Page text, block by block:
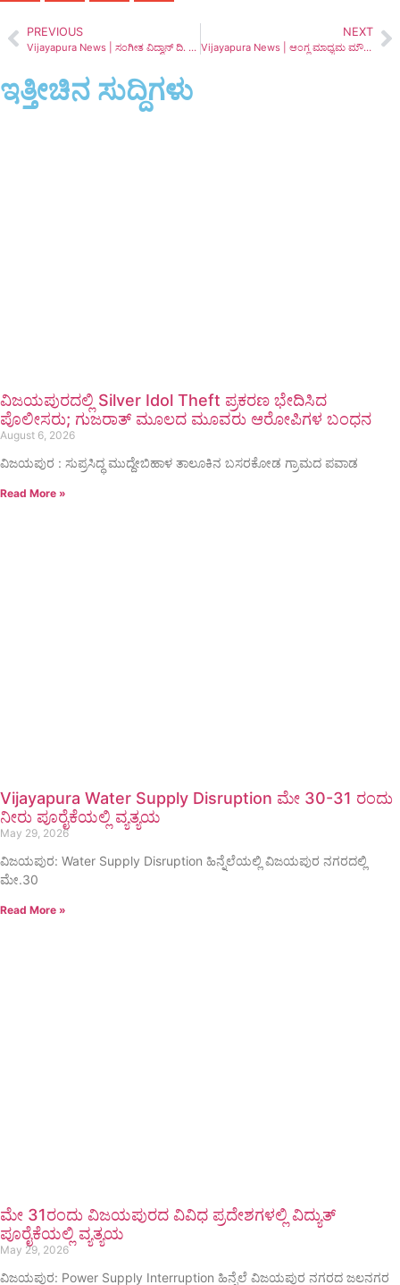
PREVIOUS
Vijayapura News | ಸಂಗೀತ ವಿದ್ವಾನ್ ದಿ. ಶ್ರೀಮಂತ ಅವಟಿ ಪುಣ್ಯ ಸ್ಮರಣೆ | ಯುವ ಸಂಗೀತ ಪುರಸ್ಕಾರ 2024
NEXT
Vijayapura News | ಆಂಗ್ಲ ಮಾಧ್ಯಮ ಮೌಲಾನ ಅಜಾದ್ ಶಾಲೆಯನ್ನು ರದ್ದುಪಡಿಸಿದ್ದಕ್ಕಾಗಿ ಕೆ.ಆರ್.ಎಸ್. ಪಕ್ಷದಿಂದ ಹೋರಾಟ
ಇತ್ತೀಚಿನ ಸುದ್ದಿಗಳು
ವಿಜಯಪುರದಲ್ಲಿ Silver Idol Theft ಪ್ರಕರಣ ಭೇದಿಸಿದ
ಪೊಲೀಸರು; ಗುಜರಾತ್ ಮೂಲದ ಮೂವರು ಆರೋಪಿಗಳ ಬಂಧನ
August 6, 2026
ವಿಜಯಪುರ : ಸುಪ್ರಸಿದ್ಧ ಮುದ್ದೇಬಿಹಾಳ ತಾಲೂಕಿನ ಬಸರಕೋಡ ಗ್ರಾಮದ ಪವಾಡ
Read More »
Vijayapura Water Supply Disruption ಮೇ 30-31 ರಂದು
ನೀರು ಪೂರೈಕೆಯಲ್ಲಿ ವ್ಯತ್ಯಯ
May 29, 2026
ವಿಜಯಪುರ: Water Supply Disruption ಹಿನ್ನೆಲೆಯಲ್ಲಿ ವಿಜಯಪುರ ನಗರದಲ್ಲಿ
ಮೇ.30
Read More »
ಮೇ 31ರಂದು ವಿಜಯಪುರದ ವಿವಿಧ ಪ್ರದೇಶಗಳಲ್ಲಿ ವಿದ್ಯುತ್
ಪೂರೈಕೆಯಲ್ಲಿ ವ್ಯತ್ಯಯ
May 29, 2026
ವಿಜಯಪುರ: Power Supply Interruption ಹಿನ್ನೆಲೆ ವಿಜಯಪುರ ನಗರದ ಜಲನಗರ